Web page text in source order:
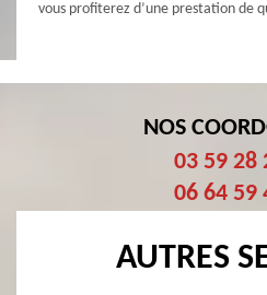
vous profiterez d’une prestation de
NOS
03 59 28
06 64 59
AUTRES